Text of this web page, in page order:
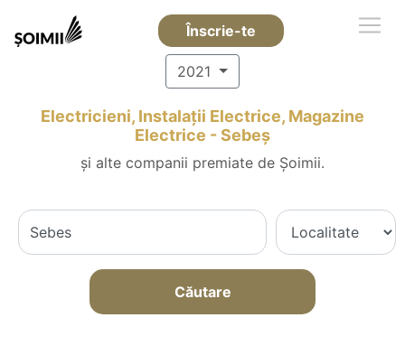
Înscrie-te
2021
Electricieni, Instalații Electrice, Magazine
Electrice - Sebeş
și alte companii premiate de Șoimii.
Căutare